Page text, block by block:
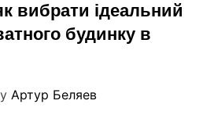
вибрати ідеальний
будинку в
Артур Беляев